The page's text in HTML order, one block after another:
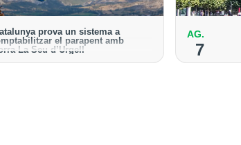
prova un sistema a
el parapent amb
La Seu d’Urgell
els parapentistes amb una
AG.
7